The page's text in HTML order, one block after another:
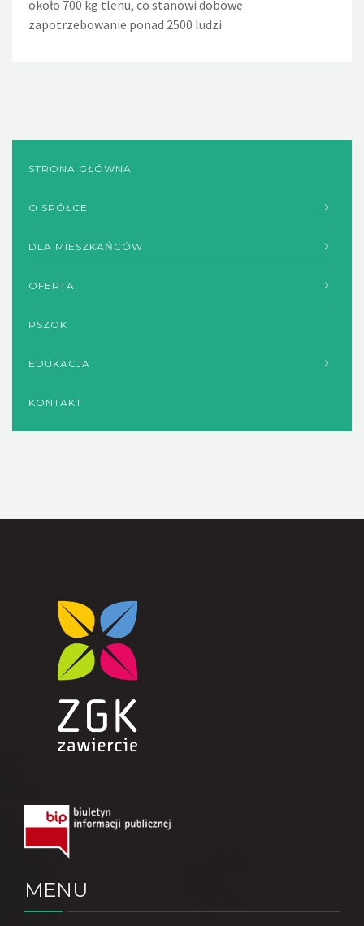
około 700 kg tlenu, co stanowi dobowe
zapotrzebowanie ponad 2500 ludzi
ciągu doby wycieka około 36 litrów wody. Nieszczelna
spłuczka w WC powoduje wyciek w ciągu dnia około 720
STRONA GŁÓWNA
O SPÓŁCE
DLA MIESZKAŃCÓW
OFERTA
PSZOK
EDUKACJA
KONTAKT
MENU